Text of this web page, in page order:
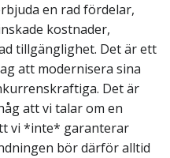
en rad fördelar,
kostnader,
tillgänglighet. Det är ett
att modernisera sina
Det är
att vi talar om en
vi *inte* garanterar
bör därför alltid